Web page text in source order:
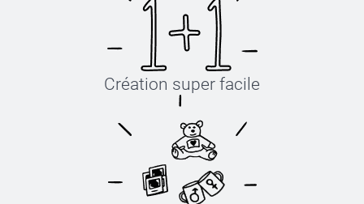
Création super facile